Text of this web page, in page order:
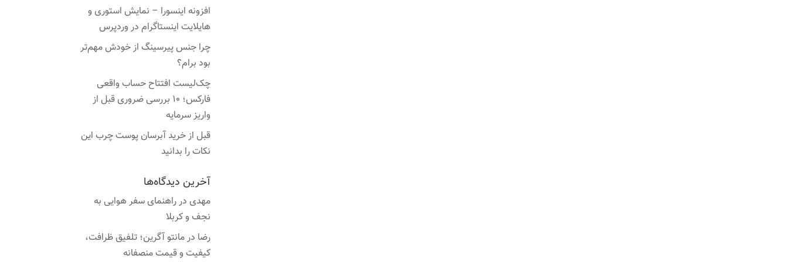
افزونه اینسورا – نمایش استوری و
هایلایت اینستاگرام در وردپرس
چرا جنس پیرسینگ از خودش مهم‌تر
بود برام؟
چک‌لیست افتتاح حساب واقعی
فارکس؛ ۱۰ بررسی ضروری قبل از
واریز سرمایه
قبل از خرید آبرسان پوست چرب این
نکات را بدانید
آخرین دیدگاه‌ها
مهدی درراهنمای سفر هوایی به
نجف و کربلا
رضا درمانتو آگرین؛ تلفیق ظرافت،
کیفیت و قیمت منصفانه